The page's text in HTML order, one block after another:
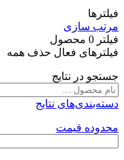
فیلترها
مرتب سازی
فیلتر 0 محصول
فیلترهای فعال حذف همه
جستجو در نتایج
دسته‌بندی‌های نتایج
محدوده قیمت